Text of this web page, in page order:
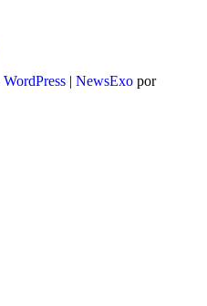
WordPress | NewsExo por